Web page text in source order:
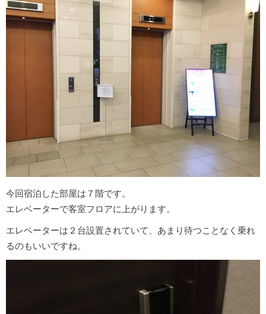
今回宿泊した部屋は７階です。
エレベーターで客室フロアに上がります。
エレベーターは２台設置されていて、あまり待つことなく乗れ
るのもいいですね。